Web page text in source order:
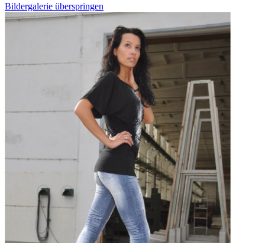
Bildergalerie überspringen